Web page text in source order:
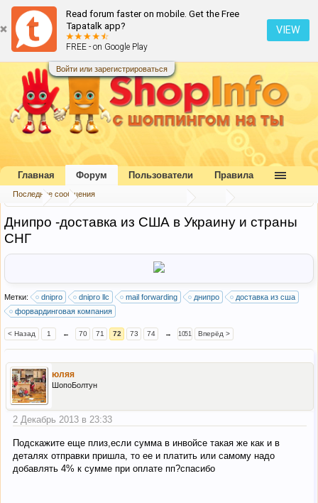
Read forum faster on mobile. Get the Free
Tapatalk app?
FREE - on Google Play
VIEW
Войти или зарегистрироваться
Форум ... Форвардинговые компании
Днипро -доставка из США в Украину и страны
СНГ
Метки: dnipro dnipro llc mail forwarding днипро
доставка из сша
форвардинговая компания
< Назад 1 ← 70 71 72 73 74 → 1051 Вперёд >
юляя
ШопоБолтун
2 Декабрь 2013 в 23:33
Подскажите еще плиз,если сумма в инвойсе такая же как и в
деталях отправки пришла, то ее и платить или самому надо
добавлять 4% к сумме при оплате пп?спасибо
Главная Форум
Последние сообщения
Пользователи Правила